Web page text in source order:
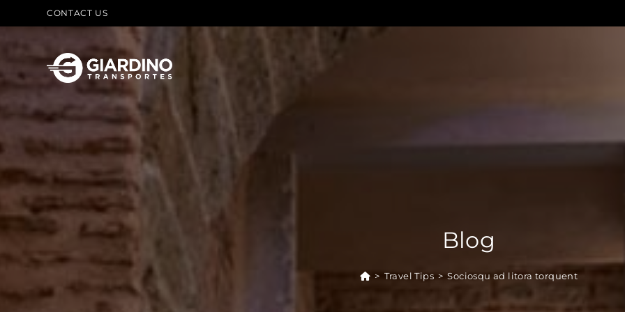
to
CONTACT US
Blog
> Travel Tips > Sociosqu ad litora torquent